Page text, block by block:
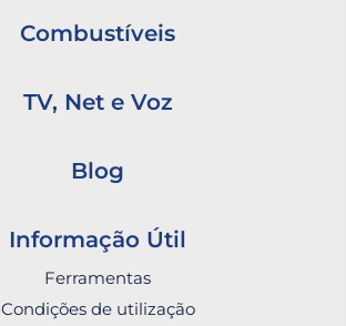
Combustíveis
TV, Net e Voz
Blog
Informação Útil
Ferramentas
Condições de utilização